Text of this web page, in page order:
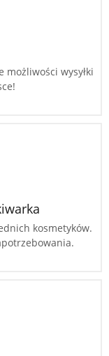
możliwości wysyłki
kosmetyków.